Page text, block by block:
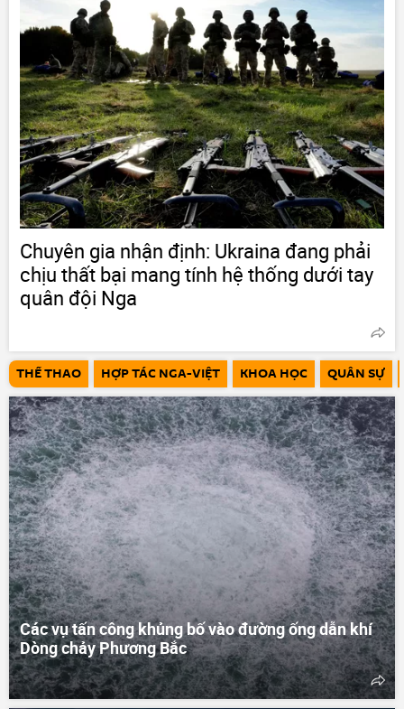
Chuyên gia nhận định: Ukraina đang phải
chịu thất bại mang tính hệ thống dưới tay
quân đội Nga
THỂ THAO HỢP TÁC NGA-VIỆT KHOA HỌC QUÂN SỰ
Các vụ tấn công khủng bố vào đường ống dẫn khí
Dòng chảy Phương Bắc